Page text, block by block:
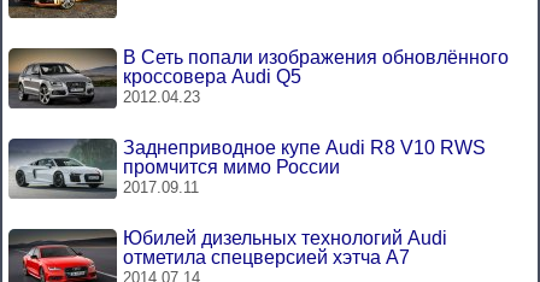
В Сеть попали изображения обновлённого
кроссовера Audi Q5
2012.04.23
Заднеприводное купе Audi R8 V10 RWS
промчится мимо России
2017.09.11
Юбилей дизельных технологий Audi
отметила спецверсией хэтча A7
2014.07.14